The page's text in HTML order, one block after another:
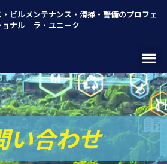
・ ビルメンテナンス ・ 清掃 ・ 警備のプロフェ
ョナル ラ・ユニーク
い合わせ